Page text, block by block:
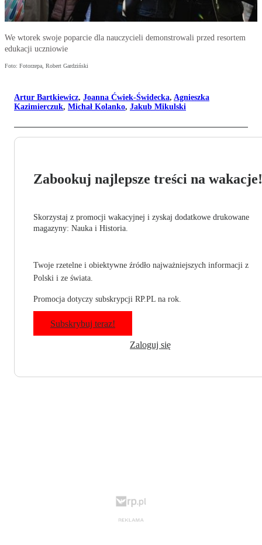
We wtorek swoje poparcie dla nauczycieli demonstrowali przed resortem
edukacji uczniowie
Foto: Fotorzepa, Robert Gardziński
Artur Bartkiewicz, Joanna Ćwiek-Świdecka, Agnieszka
Kazimierczuk, Michał Kolanko, Jakub Mikulski
Zabookuj najlepsze treści na wakacje!
Skorzystaj z promocji wakacyjnej i zyskaj dodatkowe drukowane
magazyny: Nauka i Historia.
Twoje rzetelne i obiektywne źródło najważniejszych informacji z
Polski i ze świata.
Promocja dotyczy subskrypcji RP.PL na rok.
Subskrybuj teraz!
Zaloguj się